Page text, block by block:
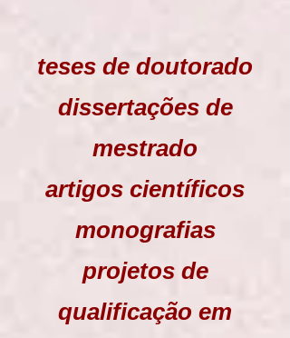
teses de doutorado
dissertações de
mestrado
artigos científicos
monografias
projetos de
qualificação em